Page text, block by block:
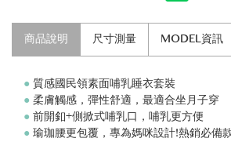
商品說明 尺寸測量 MODEL資訊
● 質感國民領素面哺乳睡衣套裝
● 柔膚觸感，彈性舒適，最適合坐月子穿
● 前開釦+側掀式哺乳口，哺乳更方便
● 瑜珈腰更包覆，專為媽咪設計!熱銷必備